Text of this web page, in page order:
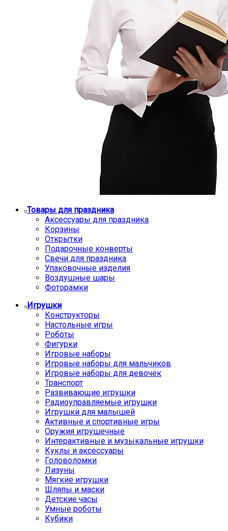
Товары для праздника
Аксессуары для праздника
Корзины
Открытки
Подарочные конверты
Свечи для праздника
Упаковочные изделия
Воздушные шары
Фоторамки
Игрушки
Конструкторы
Настольные игры
Роботы
Фигурки
Игровые наборы
Игровые наборы для мальчиков
Игровые наборы для девочек
Транспорт
Развивающие игрушки
Радиоуправляемые игрушки
Игрушки для малышей
Активные и спортивные игры
Оружия игрушечные
Интерактивные и музыкальные игрушки
Куклы и аксессуары
Головоломки
Лизуны
Мягкие игрушки
Шляпы и маски
Детские часы
Умные роботы
Кубики